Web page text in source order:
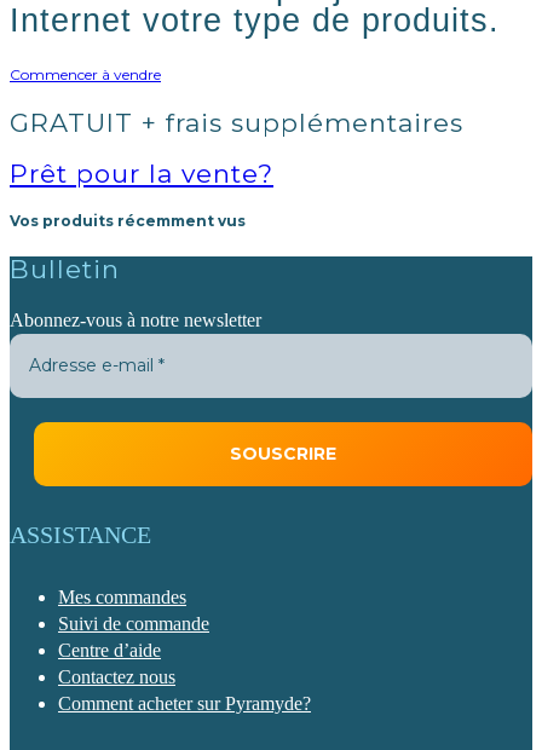
Internet votre type de produits.
Commencer à vendre
GRATUIT + frais supplémentaires
Prêt pour la vente?
Vos produits récemment vus
Bulletin
Abonnez-vous à notre newsletter
ASSISTANCE
Mes commandes
Suivi de commande
Centre d’aide
Contactez nous
Comment acheter sur Pyramyde?